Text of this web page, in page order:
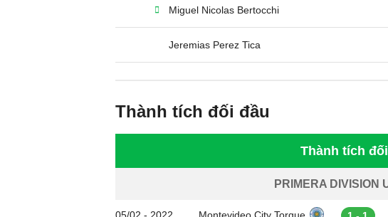
Miguel Nicolas Bertocchi
Jeremias Perez Tica
Thành tích đối đầu
Thành tích
PRIMERA DIVISION